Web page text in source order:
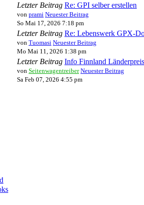
Letzter Beitrag Re: GPI selber erstellen
von prami Neuester Beitrag
So Mai 17, 2026 7:18 pm
Letzter Beitrag Re: Lebenswerk GPX-
von Tuomasi Neuester Beitrag
Mo Mai 11, 2026 1:38 pm
Letzter Beitrag Info Finnland Länderpreis
von Seitenwagentreiber Neuester Beitrag
Sa Feb 07, 2026 4:55 pm